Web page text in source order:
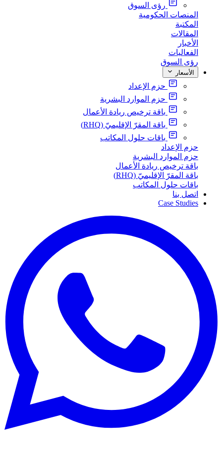
رؤى السوق
المنصات الحكومية
المكتبة
المقالات
الأخبار
الفعاليات
رؤى السوق
الأسعار
حزم الإعداد
حزم الموارد البشرية
باقة ترخيص ريادة الأعمال
باقة المقرّ الإقليميّ (RHQ)
باقات حلول المكاتب
حزم الإعداد
حزم الموارد البشرية
باقة ترخيص ريادة الأعمال
باقة المقرّ الإقليميّ (RHQ)
باقات حلول المكاتب
اتصل بنا
Case Studies